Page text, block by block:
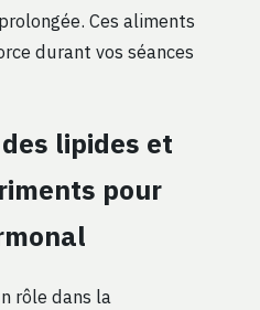
Ces aliments
durant vos séances
lipides et
pour
rôle dans la